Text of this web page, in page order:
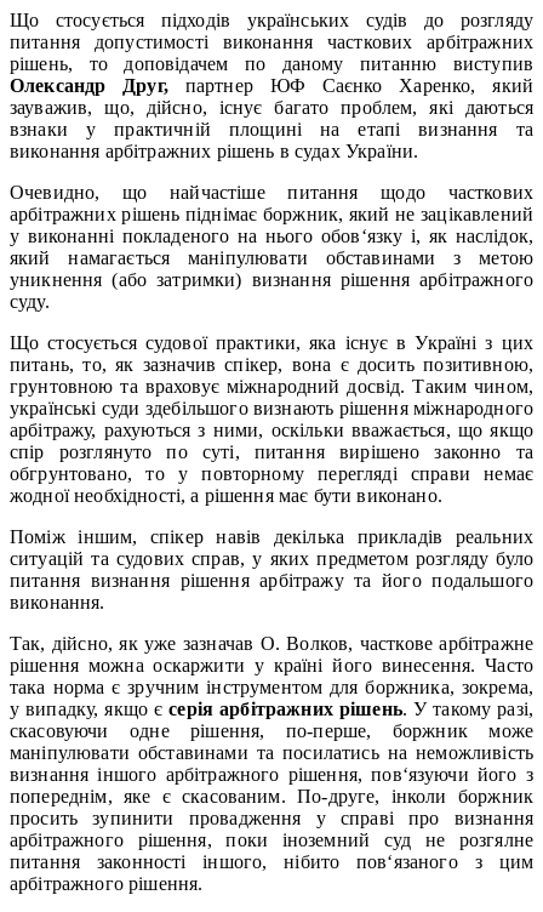
Що стосується підходів українських судів до розгляду
питання допустимості виконання часткових арбітражних
рішень, то доповідачем по даному питанню виступив
Олександр Друг,партнер ЮФ Саєнко Харенко, який
зауважив, що, дійсно, існує багато проблем, які даються
взнаки у практичній площині на етапі визнання та
виконання арбітражних рішень в судах України.
Очевидно, що найчастіше питання щодо часткових
арбітражних рішень піднімає боржник, який не зацікавлений
у виконанні покладеного на нього обов‘язку і, як наслідок,
який намагається маніпулювати обставинами з метою
уникнення (або затримки) визнання рішення арбітражного
суду.
Що стосується судової практики, яка існує в Україні з цих
питань, то, як зазначив спікер, вона є досить позитивною,
грунтовною та враховує міжнародний досвід. Таким чином,
українські суди здебільшого визнають рішення міжнародного
арбітражу, рахуються з ними, оскільки вважається, що якщо
спір розглянуто по суті, питання вирішено законно та
обгрунтовано, то у повторному перегляді справи немає
жодної необхідності, а рішення має бути виконано.
Поміж іншим, спікер навів декілька прикладів реальних
ситуацій та судових справ, у яких предметом розгляду було
питання визнання рішення арбітражу та його подальшого
виконання.
Так, дійсно, як уже зазначав О. Волков, часткове арбітражне
рішення можна оскаржити у країні його винесення. Часто
така норма є зручним інструментом для боржника, зокрема,
у випадку, якщо єсерія арбітражних рішень. У такому разі,
скасовуючи одне рішення, по-перше, боржник може
маніпулювати обставинами та посилатись на неможливість
визнання іншого арбітражного рішення, пов‘язуючи його з
попереднім, яке є скасованим. По-друге, інколи боржник
просить зупинити провадження у справі про визнання
арбітражного рішення, поки іноземний суд не розгялне
питання законності іншого, нібито пов‘язаного з цим
арбітражного рішення.